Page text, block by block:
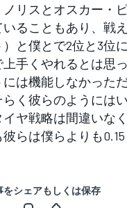
リスとオスカー・
ることもあり、戦
と僕とで2位と3位
手くやれるとは思
は機能しなかった
く彼らのようには
ヤ戦略は間違いな
らは僕らよりも0.15
をシェアもしくは保存